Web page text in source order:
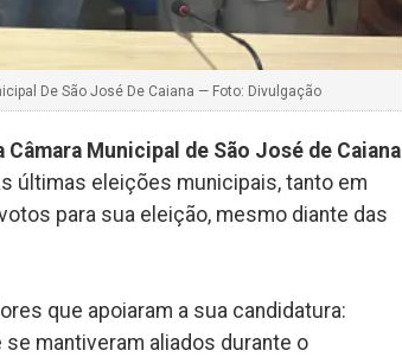
De São José De Caiana — Foto: Divulgação
Câmara Municipal de São José de Caiana
últimas eleições municipais, tanto em
para sua eleição, mesmo diante das
que apoiaram a sua candidatura:
se mantiveram aliados durante o